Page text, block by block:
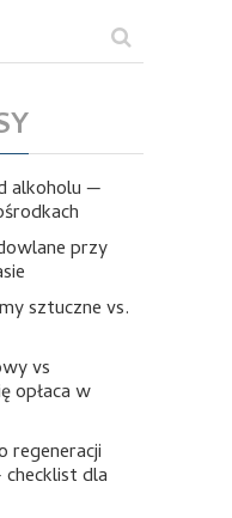
alkoholu —
przy
sztuczne vs.
vs
opłaca w
regeneracji
dla